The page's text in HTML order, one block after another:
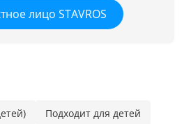
лицо STAVROS
Подходит для детей